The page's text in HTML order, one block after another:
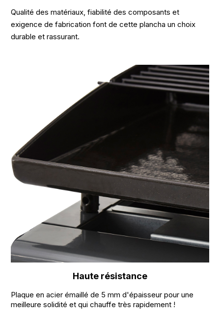
Qualité des matériaux, fiabilité des composants et
exigence de fabrication font de cette plancha un choix
durable et rassurant.
Haute résistance
Plaque en acier émaillé de 5 mm d'épaisseur pour une
meilleure solidité et qui chauffe très rapidement !